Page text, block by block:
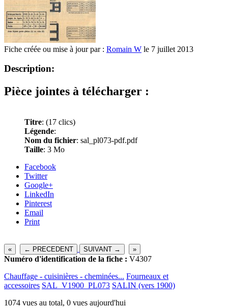
Fiche créée ou mise à jour par : Romain W le 7 juillet 2013
Description:
Pièce jointes à télécharger :
Titre: (17 clics)
Légende:
Nom du fichier: sal_pl073-pdf.pdf
Taille: 3 Mo
Facebook
Twitter
Google+
LinkedIn
Pinterest
Email
Print
« ← PRECEDENT SUIVANT → »
Numéro d'identification de la fiche : V4307
Chauffage - cuisinières - cheminées... Fourneaux et
accessoires SAL_V1900_PL073 SALIN (vers 1900)
1074 vues au total, 0 vues aujourd'hui